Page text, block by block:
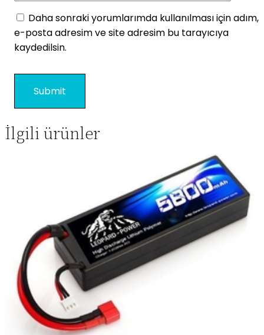
Daha sonraki yorumlarımda kullanılması için adım,
e-posta adresim ve site adresim bu tarayıcıya
kaydedilsin.
İlgili ürünler